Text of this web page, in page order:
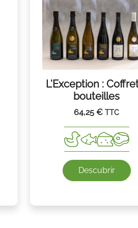
L’Exception :
bouteilles
64,25 € TTC
Descubrir